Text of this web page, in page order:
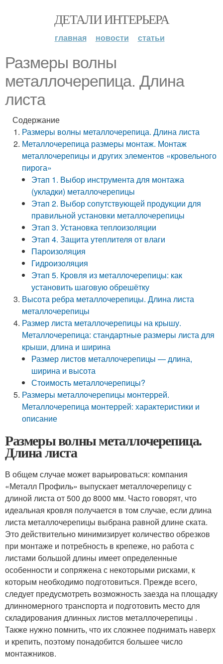
ДЕТАЛИ ИНТЕРЬЕРА
главная новости статьи
Размеры волны
металлочерепица. Длина
листа
Содержание
Размеры волны металлочерепица. Длина листа
Металлочерепица размеры монтаж. Монтаж
металлочерепицы и других элементов «кровельного
пирога»
Этап 1. Выбор инструмента для монтажа
(укладки) металлочерепицы
Этап 2. Выбор сопутствующей продукции для
правильной установки металлочерепицы
Этап 3. Установка теплоизоляции
Этап 4. Защита утеплителя от влаги
Пароизоляция
Гидроизоляция
Этап 5. Кровля из металлочерепицы: как
установить шаговую обрешётку
Высота ребра металлочерепицы. Длина листа
металлочерепицы
Размер листа металлочерепицы на крышу.
Металлочерепица: стандартные размеры листа для
крыши, длина и ширина
Размер листов металлочерепицы — длина,
ширина и высота
Стоимость металлочерепицы?
Размеры металлочерепицы монтеррей.
Металлочерепица монтеррей: характеристики и
описание
Размеры волны металлочерепица.
Длина листа
В общем случае может варьироваться: компания
«Металл Профиль» выпускает металлочерепицу с
длиной листа от 500 до 8000 мм. Часто говорят, что
идеальная кровля получается в том случае, если длина
листа металлочерепицы выбрана равной длине ската.
Это действительно минимизирует количество обрезков
при монтаже и потребность в крепеже, но работа с
листами большой длины имеет определенные
особенности и сопряжена с некоторыми рисками, к
которым необходимо подготовиться. Прежде всего,
следует предусмотреть возможность заезда на площадку
длинномерного транспорта и подготовить место для
складирования длинных листов металлочерепицы .
Также нужно помнить, что их сложнее поднимать наверх
и крепить, поэтому понадобится большее число
монтажников.